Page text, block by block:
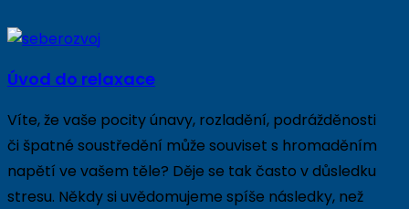
Úvod do relaxace
Víte, že vaše pocity únavy, rozladění, podrážděnosti
či špatné soustředění může souviset s hromaděním
napětí ve vašem těle? Děje se tak často v důsledku
stresu. Někdy si uvědomujeme spíše následky, než